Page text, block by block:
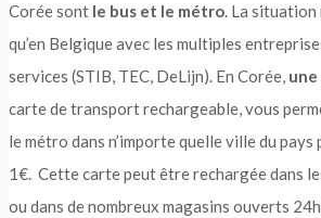
Corée sont le bus et le métro. La situation
qu’en Belgique avec les multiples
services (STIB, TEC, DeLijn). En Corée,
carte de transport rechargeable, vous
le métro dans n’importe quelle ville du
1€. Cette carte peut être rechargée dans
ou dans de nombreux magasins ouverts